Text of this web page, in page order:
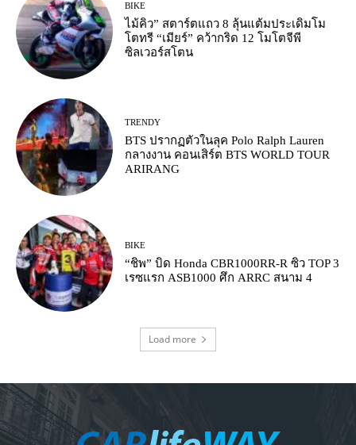
BIKE
ไม้คิว” สตาร์ตแถว 8 ลุ้นแต้มประเดิมโม
โตทรี “เมียร์” คว้ากริด 12 โมโตจีพี
ซิลเวอร์สโตน
TRENDY
BTS ปรากฏตัวในลุค Polo Ralph Lauren
กลางงาน คอนเสิร์ต BTS WORLD TOUR
ARIRANG
BIKE
“ชิพ” บิด Honda CBR1000RR-R ซิว TOP 3
เรซแรก ASB1000 ศึก ARRC สนาม 4
Load more